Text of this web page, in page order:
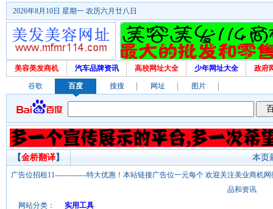
2026年8月10日 星期一 农历六月廿八日
美容美发商机 汽车品牌资讯 高校网址大全 少年网址大全 政府
谷歌 百度 搜搜 网址 图片
本页
【金桥翻译】
广告位招租11-------------特大优惠！本站链接广告位一元每个 欢迎关注美业商机
品和资讯
网站分类：
实用工具